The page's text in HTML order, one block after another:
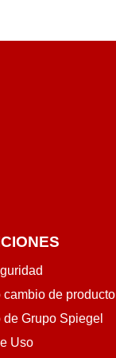
de producto
Grupo Spiegel
Uso